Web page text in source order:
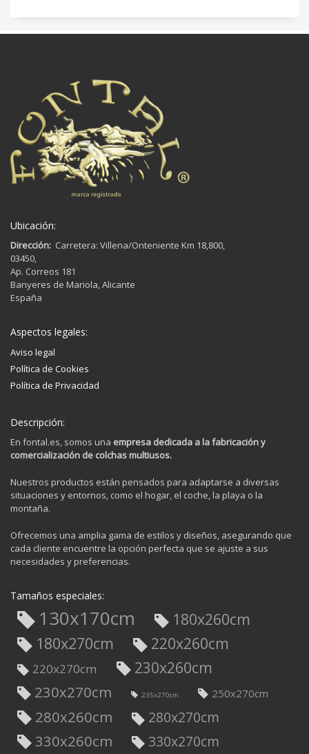
Ubicación:
Dirección: Carretera: Villena/Onteniente Km 18,800,
03450,
Ap. Correos 181
Banyeres de Mariola, Alicante
España
Aspectos legales:
Aviso legal
Política de Cookies
Política de Privacidad
Descripción:
En fontal.es, somos una empresa dedicada a la fabricación y
comercialización de colchas multiusos.
Nuestros productos están pensados para adaptarse a diversas
situaciones y entornos, como el hogar, el coche, la playa o la
montaña.
Ofrecemos una amplia gama de estilos y diseños, asegurando que
cada cliente encuentre la opción perfecta que se ajuste a sus
necesidades y preferencias.
Tamaños especiales:
130x170cm
180x260cm
180x270cm
220x260cm
220x270cm 230x260cm
230x270cm 235x270cm 250x270cm
280x260cm 280x270cm
330x260cm 330x270cm